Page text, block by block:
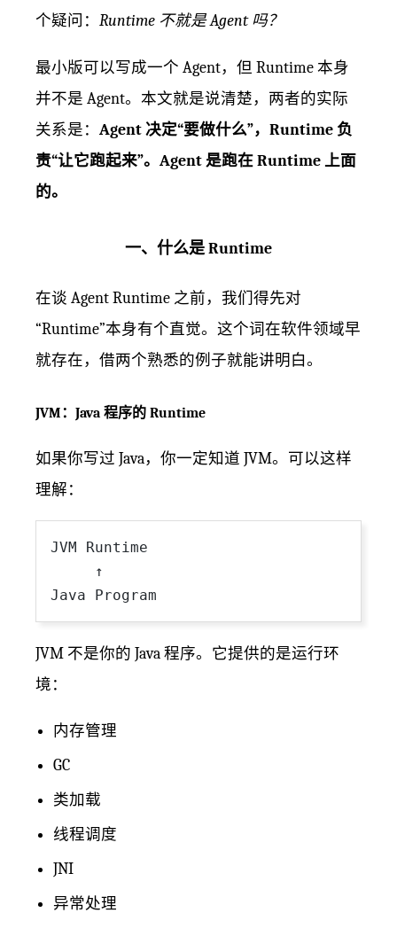
个疑问： Runtime 不就是 Agent 吗？
最小版可以写成一个 Agent，但 Runtime 本身
并不是 Agent。本文就是说清楚，两者的实际
关系是： Agent 决定“要做什么”，Runtime 负
责“让它跑起来”。Agent 是跑在 Runtime 上面
的。
一、什么是 Runtime
在谈 Agent Runtime 之前，我们得先对
“Runtime”本身有个直觉。这个词在软件领域早
就存在，借两个熟悉的例子就能讲明白。
JVM：Java 程序的 Runtime
如果你写过 Java，你一定知道 JVM。可以这样
理解：
JVM Runtime
     ↑
JVM 不是你的 Java 程序。它提供的是运行环
境：
内存管理
GC
类加载
线程调度
JNI
异常处理